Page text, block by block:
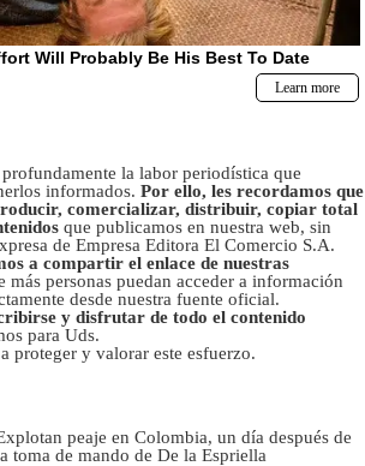
la labor periodística que
informados. Por ello, les recordamos que
comercializar, distribuir, copiar total
que publicamos en nuestra web, sin
de Empresa Editora El Comercio S.A.
a compartir el enlace de nuestras
más personas puedan acceder a información
desde nuestra fuente oficial.
y disfrutar de todo el contenido
para Uds.
proteger y valorar este esfuerzo.
peaje en Colombia, un día después de
toma de mando de De la Espriella